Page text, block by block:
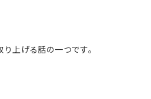
上げる話の一つです。